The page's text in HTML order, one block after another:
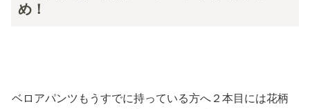
め！
ベロアパンツもうすでに持っている方へ２本目には花柄